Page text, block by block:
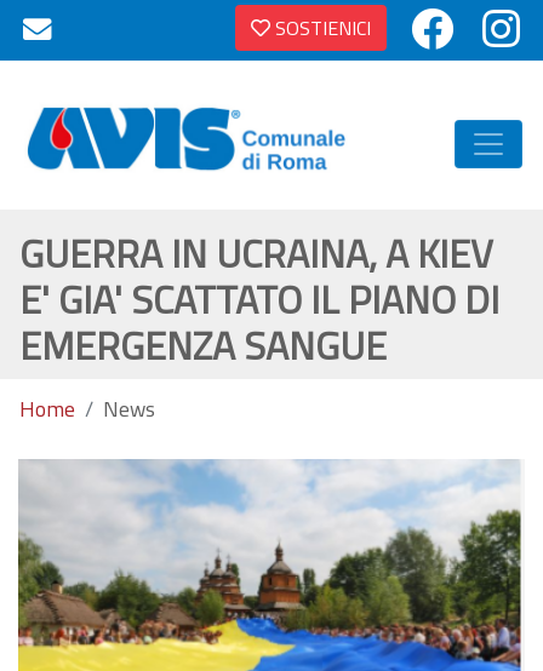
SOSTIENICI
GUERRA IN UCRAINA, A KIEV
E' GIA' SCATTATO IL PIANO DI
EMERGENZA SANGUE
Home News